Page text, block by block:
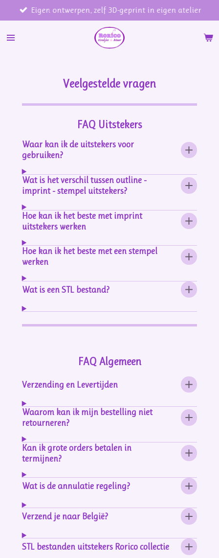
direct
naar
Eigen ontwerpen, zelf 3D-geprint in eigen atelier
Veelgestelde vragen
FAQ Uitstekers
Waar kan ik de uitstekers voor
gebruiken?
Wat is het verschil tussen outline -
imprint - stempel uitstekers?
Hoe kan ik het beste met imprint
uitstekers werken
Hoe kan ik het beste met een stempel
werken
Wat is een STL bestand?
FAQ Algemeen
Verzending en Levertijden
Waarom kan ik mijn bestelling niet
retourneren?
Kan ik grote orders betalen in
termijnen?
Wat is de annulatie regeling?
Verzend je naar België?
STL bestanden uitstekers Rorico collectie